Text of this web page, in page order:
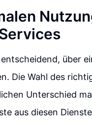
über
Die Wahl des
Unterschied
aus diesen